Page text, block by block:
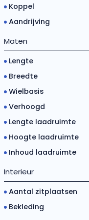
Koppel
Aandrijving
Maten
Lengte
Breedte
Wielbasis
Verhoogd
Lengte laadruimte
Hoogte laadruimte
Inhoud laadruimte
Interieur
Aantal zitplaatsen
Bekleding